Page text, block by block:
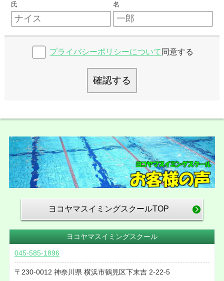
氏 名
プライバシーポリシーについて 同意する
確認する
ヨコヤマスイミングスクールTOP
ヨコヤマスイミングスクール
045-585-1896
230-0012 神奈川県 横浜市鶴見区下末吉 2-22-5